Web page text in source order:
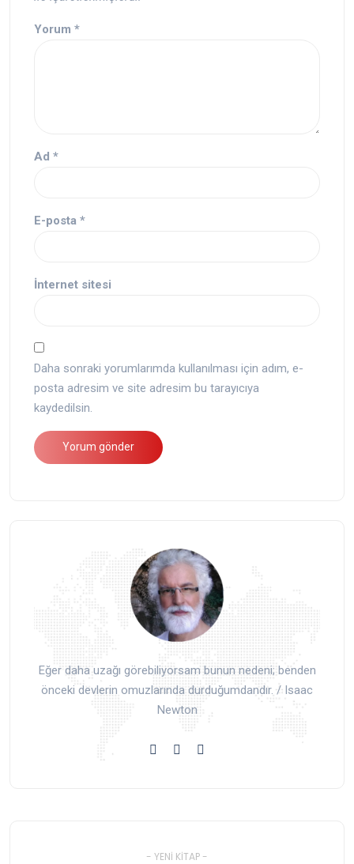
Yorum *
Ad *
E-posta *
İnternet sitesi
Daha sonraki yorumlarımda kullanılması için adım, e-
posta adresim ve site adresim bu tarayıcıya
kaydedilsin.
Eğer daha uzağı görebiliyorsam bunun nedeni; benden
önceki devlerin omuzlarında durduğumdandır. / Isaac
Newton
- YENI KITAP -